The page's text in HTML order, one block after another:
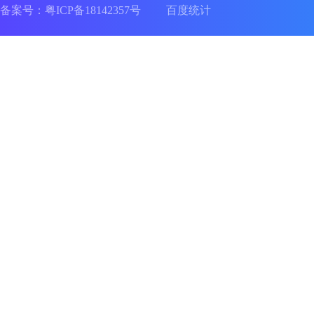
备案号： 粤ICP备18142357号 百度统计